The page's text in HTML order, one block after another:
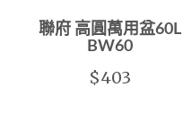
聯府 高圓萬用盆60L
BW60
$403